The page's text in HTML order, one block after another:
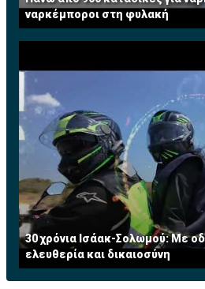
ναρκέμποροι στη φυλακή
30 χρόνια Ισάακ-Σολωμού: Με
ελευθερία και δικαιοσύνη